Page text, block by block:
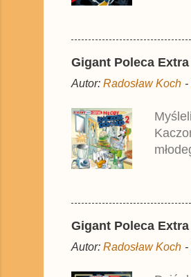
Gigant Poleca
Autor: Radosław Koch -
Gigant Poleca
Autor: Radosław Koch -